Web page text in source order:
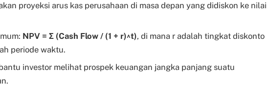
proyeksi arus kas perusahaan di masa depan yang didiskon ke nilai
NPV = Σ (Cash Flow / (1 + r)^t), di mana r adalah tingkat diskonto
periode waktu.
investor melihat prospek keuangan jangka panjang suatu